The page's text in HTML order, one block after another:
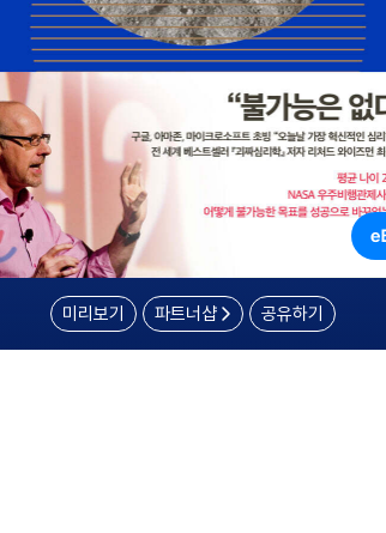
미리보기 파트너샵 공유하기